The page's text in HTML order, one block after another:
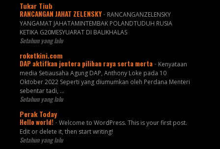
Tukar Tiub
RANCANGAN JAHAT ZELENSKY - RANCANGANZELENSKY
YANGAMAT JAHATAMINTEMBAK POLANDTUDUH RUSIA
KETIKA G20MESYUARAT DI BALIKHALAS
Setahun yang lalu
roketkini.com
DAP aktifkan jentera pilihan raya serta merta - Kenyataan
media Setiausaha Agung DAP, Anthony Loke pada 10
Oktober 2022 Seperti yang diumumkan oleh Perdana Menteri
sebentar tadi, …
Setahun yang lalu
Perak Today
Hello world! - Welcome to WordPress. This is your first post.
Edit or delete it, then start writing!
Setahun yang lalu